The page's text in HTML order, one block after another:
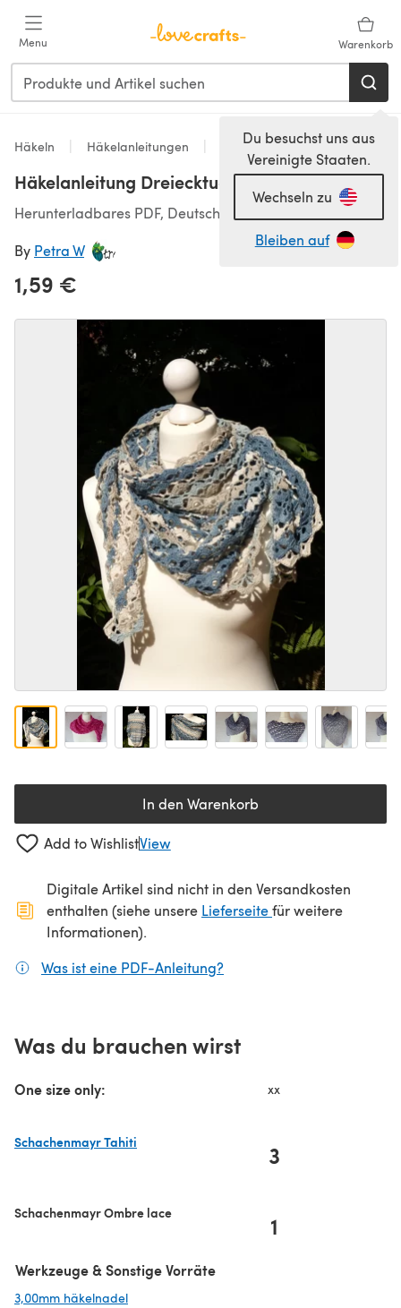
Menu Warenkorb
Du besuchst uns aus
Vereinigte Staaten.
Wechseln zu
Bleiben auf
Häkeln Häkelanleitungen Schals & Tücher
Häkelanleitung Dreiecktuch "Abschlussball"
Herunterladbares PDF, Deutsch
By Petra W
1,59 €
In den Warenkorb
Add to WishlistView
Digitale Artikel sind nicht in den Versandkosten
enthalten (siehe unsere Lieferseite(öffnet sich in
für weitere
Informationen).
Was ist eine PDF-Anleitung?
Was du brauchen wirst
One size only: xx
Schachenmayr Tahiti
3
Schachenmayr Ombre lace 1
Werkzeuge & Sonstige Vorräte
3,00mm häkelnadel